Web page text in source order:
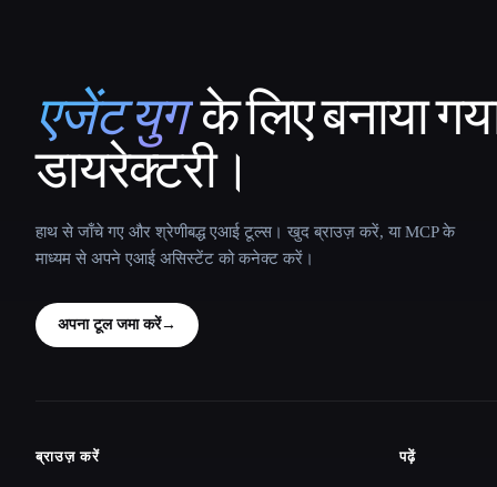
That AI Collection
एजेंट युग के लिए बनाया
डायरेक्टरी।
हाथ से जाँचे गए और श्रेणीबद्ध एआई टूल्स। खुद ब्राउज़ करें, या MCP के
माध्यम से अपने एआई असिस्टेंट को कनेक्ट करें।
अपना टूल जमा करें→
Site navigation
ब्राउज़ करें पढ़ें